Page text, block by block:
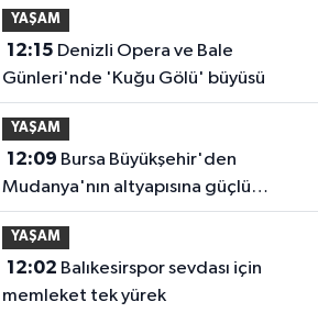
YAŞAM
12:15
Günleri'nde 'Kuğu Gölü' büyüsü
YAŞAM
12:09
Mudanya'nın altyapısına güçlü
yatırım
YAŞAM
12:02
memleket tek yürek